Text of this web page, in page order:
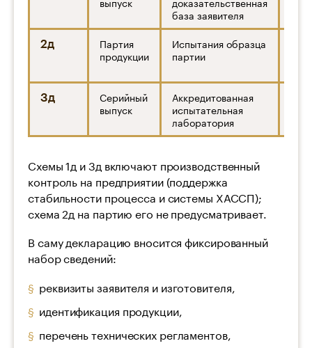
база заявителя
2д
Партия
продукции
Испытания образца
партии
3д
Серийный
выпуск
Аккредитованная
испытательная
лаборатория
Схемы 1д и 3д включают производственный
контроль на предприятии (поддержка
стабильности процесса и системы ХАССП);
схема 2д на партию его не предусматривает.
В саму декларацию вносится фиксированный
набор сведений:
реквизиты заявителя и изготовителя,
идентификация продукции,
перечень технических регламентов,